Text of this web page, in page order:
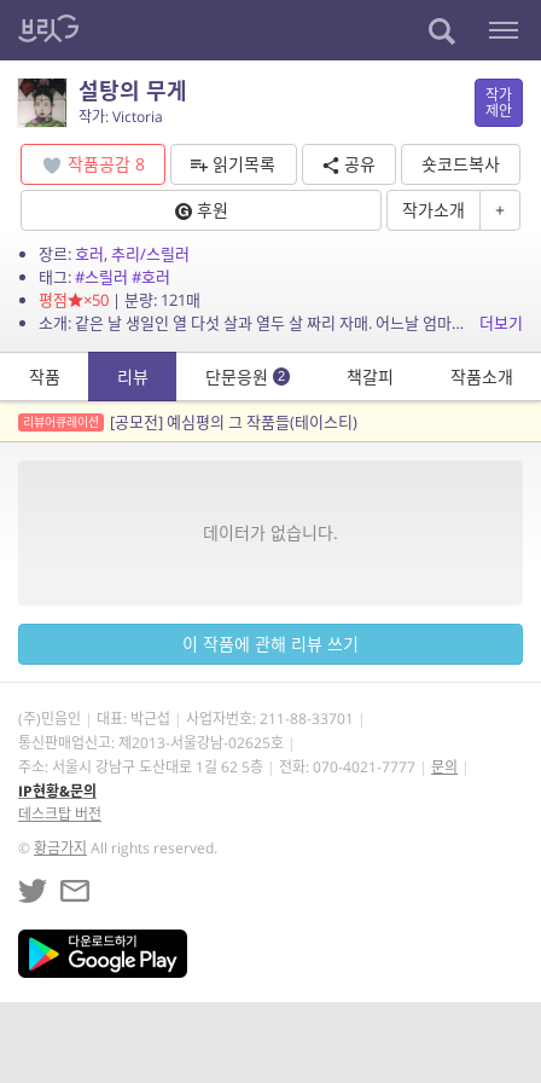
설탕의 무게
작가: Victoria
작가
제안
작품공감 8 읽기목록 공유
숏코드복사
후원
작가소개 +
장르:호러,추리/스릴러
태그:#스릴러 #호러
평점
×50| 분량: 121매
소개: 같은 날 생일인 열 다섯 살과 열두 살 짜리 자매. 어느날 엄마와 셋이서 살던 소녀들에게서 엄마는 흔적도 없이 사라지고, 소녀들은 험난한 삶을 스스로 개척해야만 하는 처지에 놓이게...
더보기
작품 리뷰 단문응원 2 책갈피 작품소개
리뷰어큐레이션 [공모전] 예심평의 그 작품들(테이스티)
데이터가 없습니다.
이 작품에 관해 리뷰 쓰기
(주)민음인 대표: 박근섭 사업자번호: 211-88-33701
통신판매업신고: 제2013-서울강남-02625호
주소: 서울시 강남구 도산대로 1길 62 5층
전화: 070-4021-7777
문의
IP현황&문의
데스크탑 버전
©황금가지 All rights reserved.